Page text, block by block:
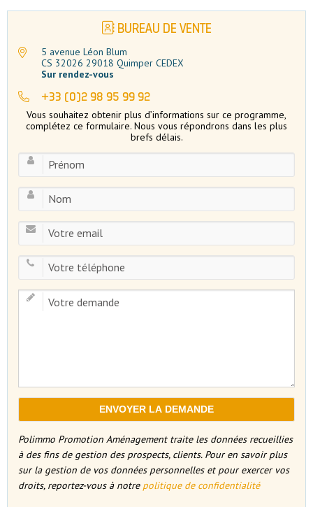
BUREAU DE VENTE
5 avenue Léon Blum
CS 32026 29018 Quimper CEDEX
Sur rendez-vous
+33 (0)2 98 95 99 92
Vous souhaitez obtenir plus d’informations sur ce programme,
complétez ce formulaire. Nous vous répondrons dans les plus
brefs délais.
Polimmo Promotion Aménagement traite les données recueillies
à des fins de gestion des prospects, clients. Pour en savoir plus
sur la gestion de vos données personnelles et pour exercer vos
droits, reportez-vous à notrepolitique de confidentialité